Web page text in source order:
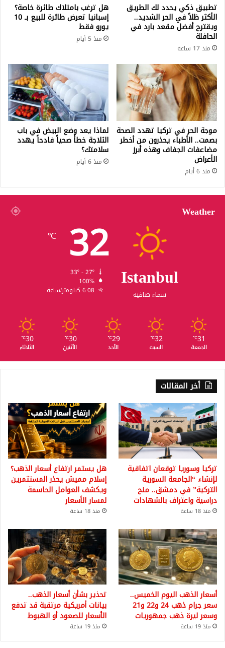
تطبيق ذكي يحدد لك الطريق
الأكثر ظلاً في الحر الشديد..
ويقترح أفضل مقعد بارد في
الحافلة
منذ 17 ساعة
هل ترغب بامتلاك طائرة خاصة؟
إسبانيا تعرض طائرة للبيع بـ 10
يورو فقط
منذ 5 أيام
موجة الحر في تركيا تهدد الصحة
بصمت.. الأطباء يحذرون من أخطر
مضاعفات الجفاف وهذه أبرز
الأعراض
منذ 6 أيام
لماذا يعد وضع البيض في باب
الثلاجة خطأً صحياً فادحاً يهدد
سلامتك؟
منذ 6 أيام
Weather
Istanbul
سماء صافية
32
℃
100%
6.08 كيلومتر/ساعة
31
℃
الجمعة
32
℃
السبت
29
℃
الأحد
30
℃
الأثنين
30
℃
الثلاثاء
أخر المقالات
تركيا وسوريا توقعان اتفاقية
لإنشاء “الجامعة السورية
التركية” في دمشق.. منح
دراسية واعتراف بالشهادات
منذ 18 ساعة
هل يستمر ارتفاع أسعار الذهب؟
إسلام مميش يحذر المستثمرين
ويكشف العوامل الحاسمة
لمسار الأسعار
منذ 18 ساعة
أسعار الذهب اليوم الخميس..
سعر جرام ذهب 24 و22 و21
وسعر ليرة ذهب جمهوريات
منذ 19 ساعة
تحذير بشأن أسعار الذهب..
بيانات أمريكية مرتقبة قد تدفع
الأسعار للصعود أو الهبوط
منذ 19 ساعة